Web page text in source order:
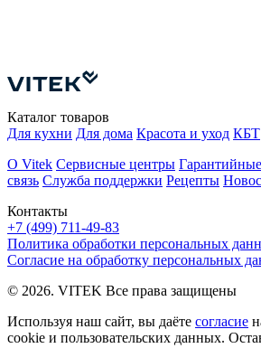
Контакты
+7 (499) 711-49-83
Каталог товаров
Для кухни Для дома Красота и уход КБТ
О Vitek Сервисные центры
связь Служба поддержки Рецепты
Политика обработки персональных
Согласие на обработку персональных
© 2026. VITEK Все права защищены
Используя наш сайт, вы даёте согласие
cookie и пользовательских данных.